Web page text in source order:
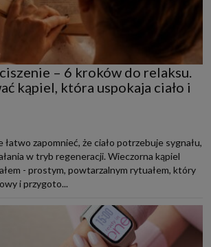
– 6 kroków do relaksu.
kąpiel, która uspokaja ciało i
łatwo zapomnieć, że ciało potrzebuje sygnału,
w tryb regeneracji. Wieczorna kąpiel
- prostym, powtarzalnym rytuałem, który
i przygoto...